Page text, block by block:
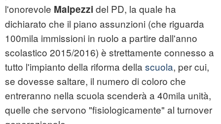
l'onorevole Malpezzi del PD, la quale ha
dichiarato che il piano assunzioni (che riguarda
100mila immissioni in ruolo a partire dall'anno
scolastico 2015/2016) è strettamente connesso a
tutto l'impianto della riforma della scuola, per cui,
se dovesse saltare, il numero di coloro che
entreranno nella scuola scenderà a 40mila unità,
quelle che servono "fisiologicamente" al turnover